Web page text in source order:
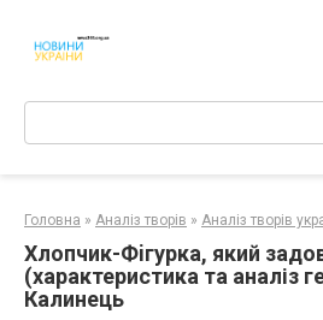
контенту
Поиск:
Головна » Аналіз творів » Аналіз творів
Хлопчик-Фiгурка, який
(характеристика та аналіз
Калинець